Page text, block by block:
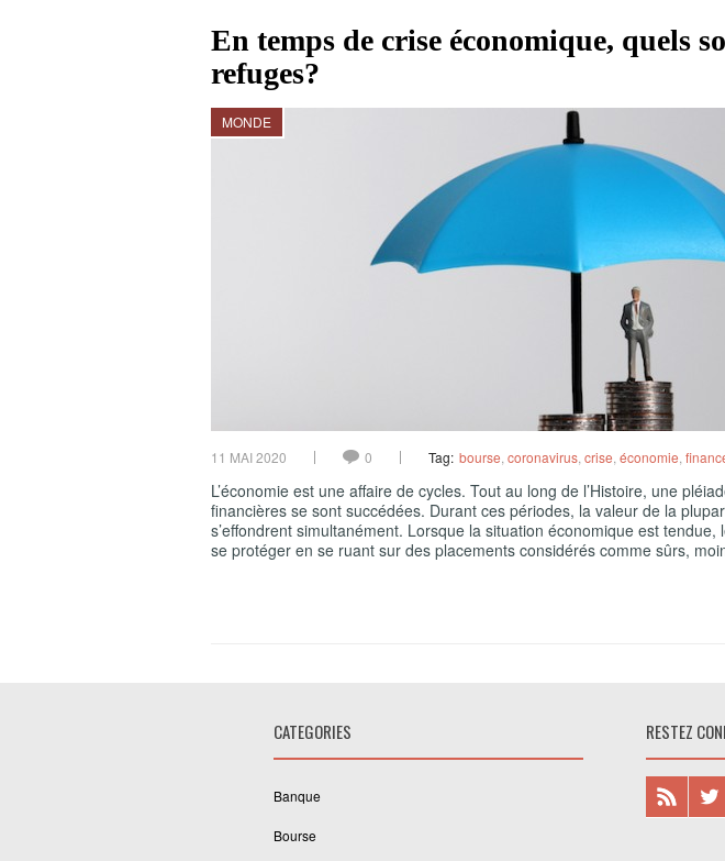
En temps de crise économique, quels
refuges?
MONDE
11 MAI 2020 0 Tag: bourse coronavirus crise économie
L’économie est une affaire de cycles. Tout au long de l’Histoire, une
financières se sont succédées. Durant ces périodes, la valeur de la
s’effondrent simultanément. Lorsque la situation économique est
se protéger en se ruant sur des placements considérés comme sûrs,
CATEGORIES
Banque
Bourse
RESTEZ